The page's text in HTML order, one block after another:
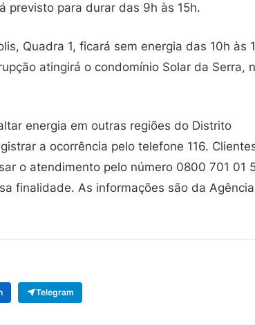
previsto para durar das 9h às 15h.
Quadra 1, ficará sem energia das 10h às
atingirá o condomínio Solar da Serra,
energia em outras regiões do Distrito
a ocorrência pelo telefone 116.
o atendimento pelo número 0800 701 01
finalidade. As informações são da Agência
Telegram